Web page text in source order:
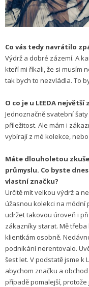
Co vás tedy navrátilo
Výdrž a dobré zázemí. A
kteří mi říkali, že si musím
tak bych to nezvládla. To
O co je u LEEDA největší
Jednoznačně svatební
příležitost. Ale mám i
vybírají z mé kolekce,
Máte dlouholetou
průmyslu. Co byste
vlastní značku?
Určitě mít velkou výdrž a
úžasnou kolekci na módní
udržet takovou úroveň i
zákazníky starat. Mě
klientkám osobně.
podnikání nerentovalo.
šest let. V podstatě jsme k
abychom značku a
případě pomalejší,